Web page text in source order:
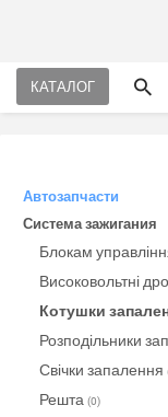
КАТАЛОГ
Автозапчасти
Система зажигания
Блокам
Високовольтні
Котушки
Розподільники
Свічки запалення
Решта (0)